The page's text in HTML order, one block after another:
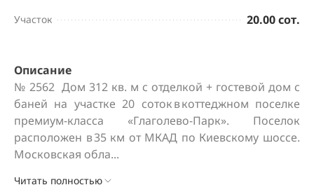
Участок 20.00 сот.
Описание
№ 2562  Дом 312 кв. м с отделкой + гостевой дом с
баней на участке 20 соток в коттеджном поселке
премиум-класса «Глаголево-Парк». Поселок
расположен в 35 км от МКАД по Киевскому шоссе.
Московская обла...
Читать полностью